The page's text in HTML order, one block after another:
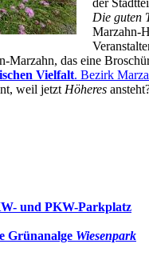
Die guten
Marzahn-
Marzahn, das eine
Vielfalt. Bezirk
weil jetzt Höheres
und PKW-Parkplatz
Grünanalge Wiesenpark